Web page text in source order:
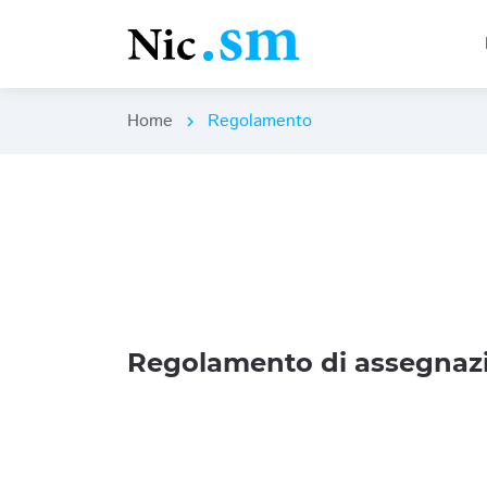
Home chevron_right Regolamento
Regolamento di